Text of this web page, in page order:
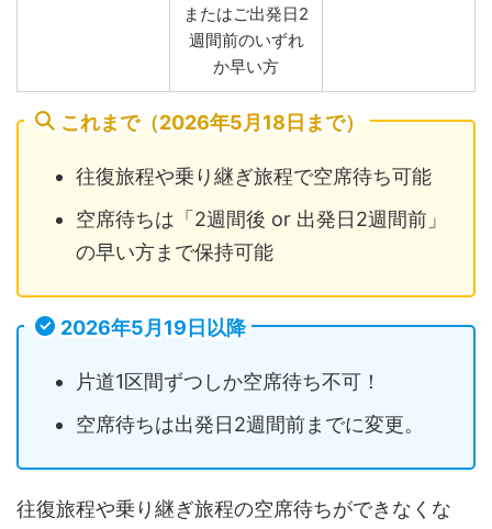
またはご出発日2
週間前のいずれ
か早い方
これまで（2026年5月18日まで）
往復旅程や乗り継ぎ旅程で空席待ち可能
空席待ちは「2週間後 or 出発日2週間前」
の早い方まで保持可能
2026年5月19日以降
片道1区間ずつしか空席待ち不可！
空席待ちは出発日2週間前までに変更。
往復旅程や乗り継ぎ旅程の空席待ちができなくな